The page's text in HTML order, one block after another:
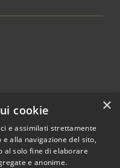
×
cookie
e assimilati strettamente
alla navigazione del sito,
al solo fine di elaborare
e anonime.